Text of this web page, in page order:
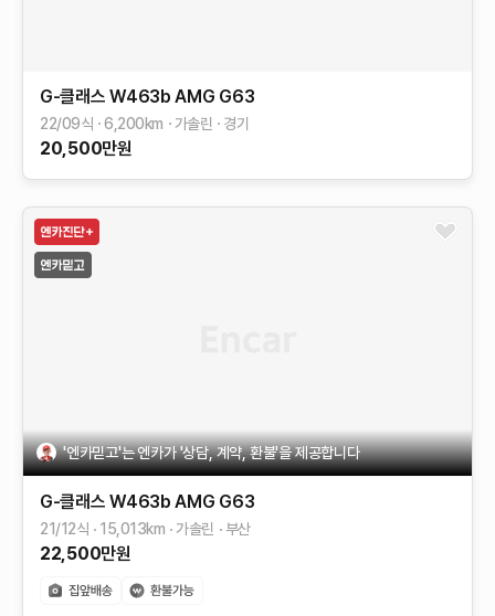
G-클래스 W463b AMG G63
22/09식 6,200km 가솔린 경기
20,500만원
'엔카믿고'는 엔카가 '상담, 계약, 환불'을 제공합니다
G-클래스 W463b AMG G63
21/12식 15,013km 가솔린 부산
22,500만원